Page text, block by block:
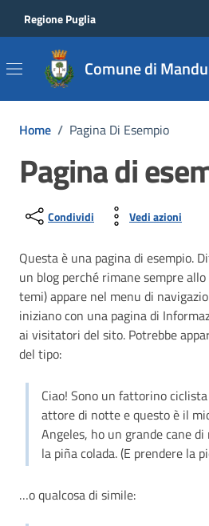
Regione Puglia
Comune di
Home / Pagina Di Esempio
Pagina di
Condividi Vedi azioni
Questa è una pagina di esempio.
un blog perché rimane sempre
temi) appare nel menu di
iniziano con una pagina di
ai visitatori del sito. Potrebbe
del tipo:
Ciao! Sono un fattorino
attore di notte e questo è il
Angeles, ho un grande cane di
la piña colada. (E prendere la
…o qualcosa di simile: